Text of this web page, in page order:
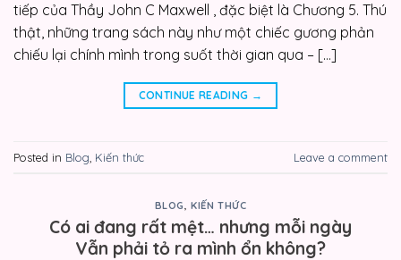
tiếp của Thầy John C Maxwell , đặc biệt là Chương 5. Thú
thật, những trang sách này như một chiếc gương phản
chiếu lại chính mình trong suốt thời gian qua – […]
CONTINUE READING →
Posted in Blog Kiến thức Leave a comment
BLOG,KIẾN THỨC
Có ai đang rất mệt… nhưng mỗi ngày
Vẫn phải tỏ ra mình ổn không?